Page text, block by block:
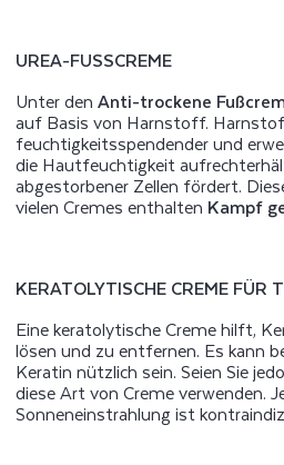
UREA-FUSSCREME
Unter den Anti-trockene
auf Basis von Harnstoff.
feuchtigkeitsspendender und
die Hautfeuchtigkeit
abgestorbener Zellen fördert.
vielen Cremes enthalten Kampf
KERATOLYTISCHE CREME FÜR
Eine keratolytische Creme hilft,
lösen und zu entfernen. Es kann
Keratin nützlich sein. Seien Sie
diese Art von Creme verwenden.
Sonneneinstrahlung ist